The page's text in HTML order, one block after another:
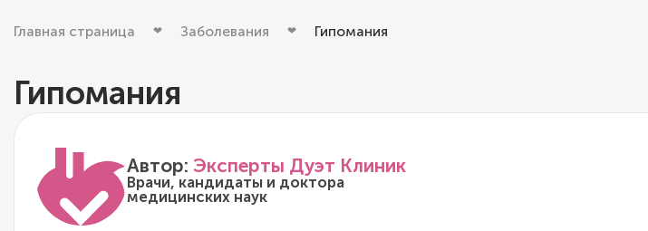
Главная страница Заболевания Гипомания
Гипомания
Автор: Эксперты Дуэт Клиник
Врачи, кандидаты и доктора
медицинских наук